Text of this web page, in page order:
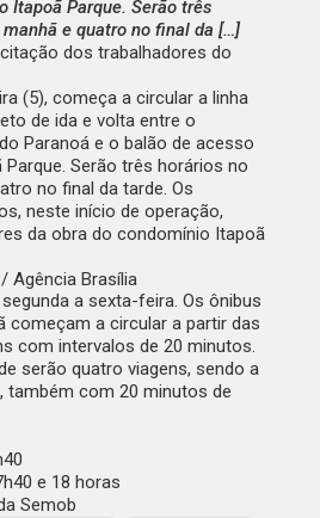
Itapoã Parque. Serão três
e quatro no final da […]
dos trabalhadores do
(5), começa a circular a linha
de ida e volta entre o
Paranoá e o balão de acesso
Parque. Serão três horários no
no final da tarde. Os
neste início de operação,
da obra do condomínio Itapoã
Agência Brasília
a sexta-feira. Os ônibus
começam a circular a partir das
com intervalos de 20 minutos.
serão quatro viagens, sendo a
também com 20 minutos de
e 18 horas
Semob